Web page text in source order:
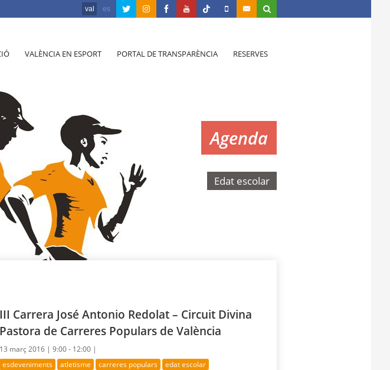
val es
VALÈNCIA EN ESPORT PORTAL DE TRANSPARÈNCIA RESERVES
Agenda
Edat escolar
III Carrera José Antonio Redolat – Circuit Divina
Pastora de Carreres Populars de València
13 març 2016 |9:00 - 12:00 |
esdeveniments atletisme carreres populars
edat escolar